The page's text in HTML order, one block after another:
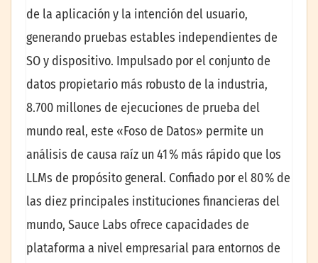
de la aplicación y la intención del usuario,
generando pruebas estables independientes de
SO y dispositivo. Impulsado por el conjunto de
datos propietario más robusto de la industria,
8.700 millones de ejecuciones de prueba del
mundo real, este «Foso de Datos» permite un
análisis de causa raíz un 41 % más rápido que los
LLMs de propósito general. Confiado por el 80 % de
las diez principales instituciones financieras del
mundo, Sauce Labs ofrece capacidades de
plataforma a nivel empresarial para entornos de